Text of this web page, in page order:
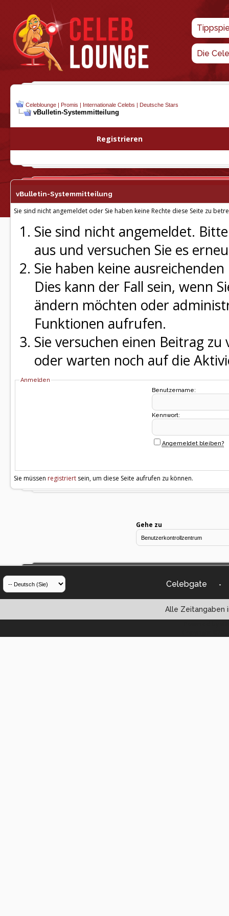
Die
Celeblounge | Promis | Internationale Celebs | Deutsche Stars
vBulletin-Systemmitteilung
Registrieren
vBulletin-Systemmitteilung
Sie sind nicht angemeldet oder Sie haben keine Rechte diese Seite zu
Sie sind nicht angemeldet.
aus und versuchen Sie es
Sie haben keine
Dies kann der Fall sein, wenn
ändern möchten oder
Funktionen aufrufen.
Sie versuchen einen Beitrag
oder warten noch auf die
Anmelden
Benutzername:
Kennwort:
Angemeldet bleiben?
Sie müssen registriert sein, um diese Seite aufrufen zu können.
Gehe zu
Celebgate -
Alle Zeitangaben